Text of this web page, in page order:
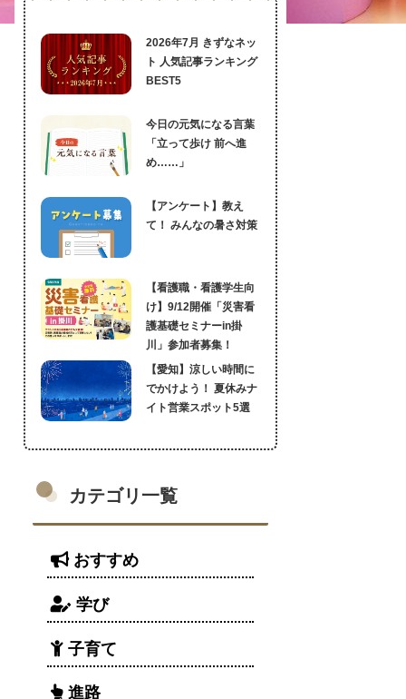
2026年7月 きずなネッ
ト 人気記事ランキング
BEST5
今日の元気になる言葉
「立って歩け 前へ進
め……」
【アンケート】教え
て！ みんなの暑さ対策
【看護職・看護学生向
け】9/12開催「災害看
護基礎セミナーin掛
川」参加者募集！
【愛知】涼しい時間に
でかけよう！ 夏休みナ
イト営業スポット5選
カテゴリ一覧
おすすめ
学び
子育て
進路